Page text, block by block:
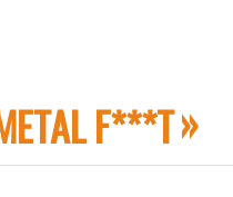
F***T